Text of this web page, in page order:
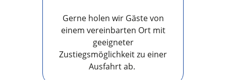
Gerne holen wir Gäste von
einem vereinbarten Ort mit
geeigneter
Zustiegsmöglichkeit zu einer
Ausfahrt ab.